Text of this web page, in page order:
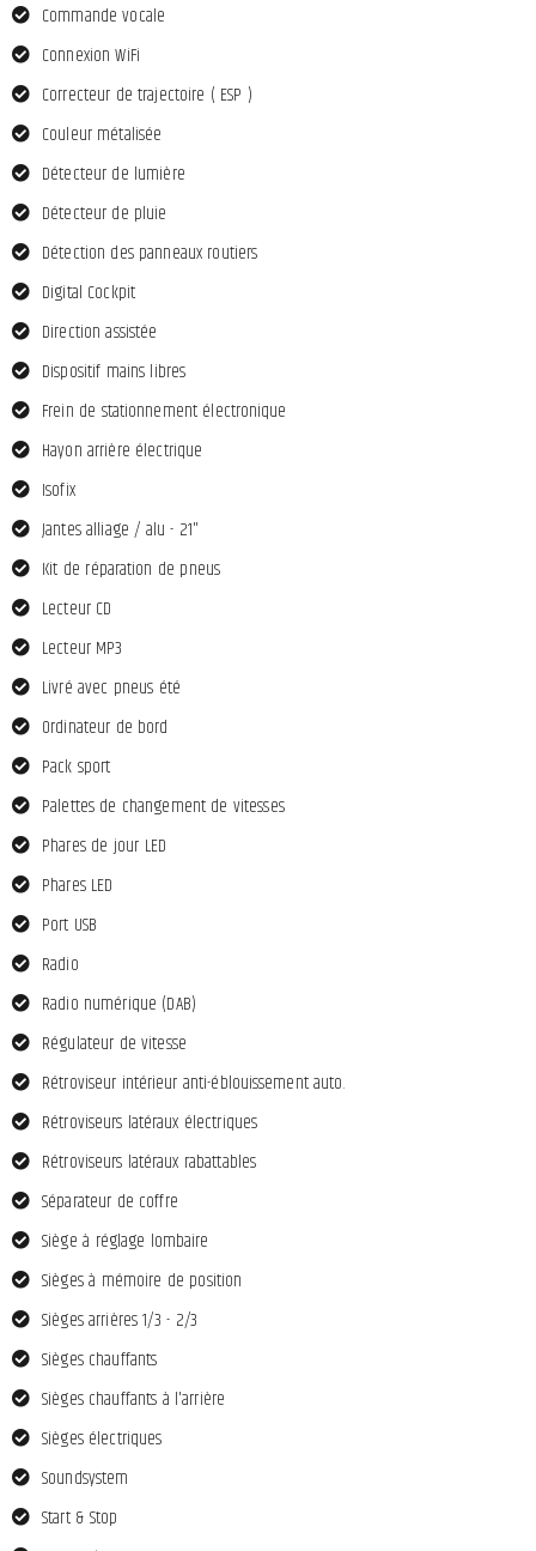
Commande vocale
Connexion WiFi
Correcteur de trajectoire ( ESP )
Couleur métalisée
Détecteur de lumière
Détecteur de pluie
Détection des panneaux routiers
Digital Cockpit
Direction assistée
Dispositif mains libres
Frein de stationnement électronique
Hayon arrière électrique
Isofix
Jantes alliage / alu - 21"
Kit de réparation de pneus
Lecteur CD
Lecteur MP3
Livré avec pneus été
Ordinateur de bord
Pack sport
Palettes de changement de vitesses
Phares de jour LED
Phares LED
Port USB
Radio
Radio numérique (DAB)
Régulateur de vitesse
Rétroviseur intérieur anti-éblouissement auto.
Rétroviseurs latéraux électriques
Rétroviseurs latéraux rabattables
Séparateur de coffre
Siège à réglage lombaire
Sièges à mémoire de position
Sièges arrières 1/3 - 2/3
Sièges chauffants
Sièges chauffants à l'arrière
Sièges électriques
Soundsystem
Start & Stop